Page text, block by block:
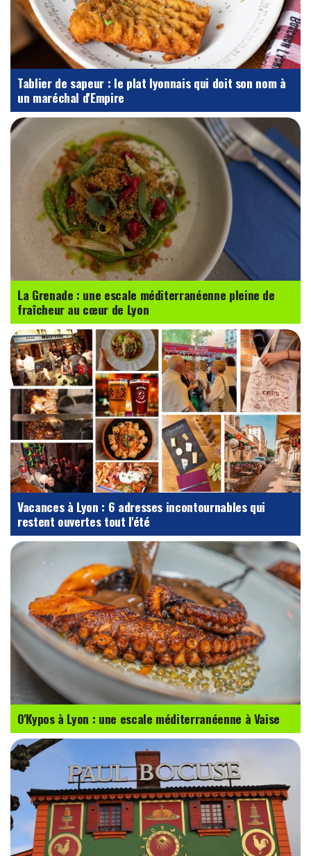
Tablier de sapeur : le plat lyonnais qui doit son nom à
un maréchal d'Empire
La Grenade : une escale méditerranéenne pleine de
fraîcheur au cœur de Lyon
Vacances à Lyon : 6 adresses incontournables qui
restent ouvertes tout l'été
O'Kypos à Lyon : une escale méditerranéenne à Vaise